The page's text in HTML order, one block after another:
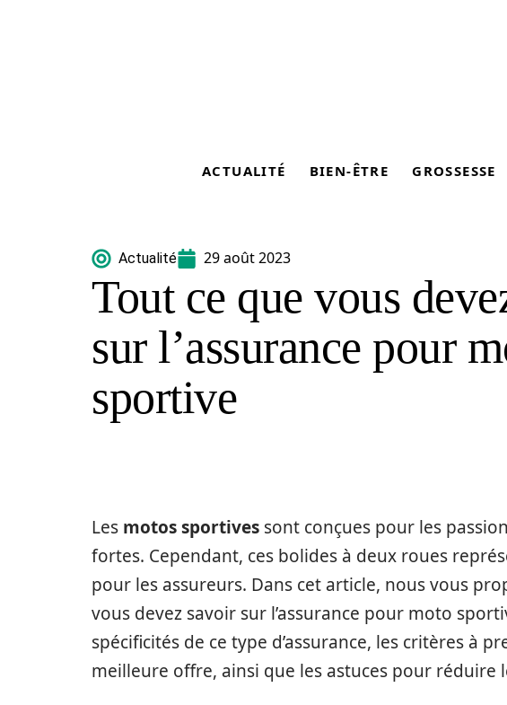
ACTUALITÉ BIEN-ÊTRE GROSSESSE
Actualité 29 août 2023
Tout ce que vous
sur l’assurance pour
sportive
Les motos sportives sont conçues pour les
fortes. Cependant, ces bolides à deux roues
pour les assureurs. Dans cet article, nous vous
vous devez savoir sur l’assurance pour moto
spécificités de ce type d’assurance, les critères à
meilleure offre, ainsi que les astuces pour réduire